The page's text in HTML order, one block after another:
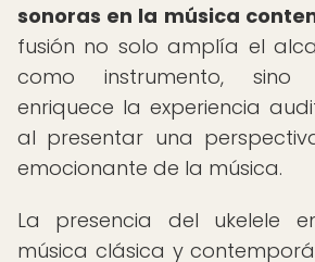
sonoras en la música
fusión no solo amplía el
como instrumento, sino
enriquece la experiencia
al presentar una
emocionante de la música.
La presencia del ukelele
música clásica y